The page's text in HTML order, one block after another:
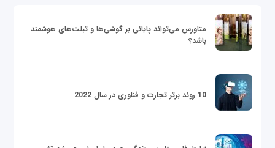
متاورس می‌تواند پایانی بر گوشی‌ها و تبلت‌های هوشمند
باشد؟
10 روند برتر تجارت و فناوری در سال 2022